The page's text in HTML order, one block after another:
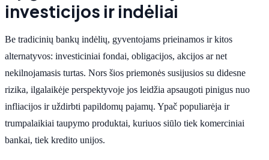
investicijos ir indėliai
Be tradicinių bankų indėlių, gyventojams prieinamos ir kitos
alternatyvos: investiciniai fondai, obligacijos, akcijos ar net
nekilnojamasis turtas. Nors šios priemonės susijusios su didesne
rizika, ilgalaikėje perspektyvoje jos leidžia apsaugoti pinigus nuo
infliacijos ir uždirbti papildomų pajamų. Ypač populiarėja ir
trumpalaikiai taupymo produktai, kuriuos siūlo tiek komerciniai
bankai, tiek kredito unijos.